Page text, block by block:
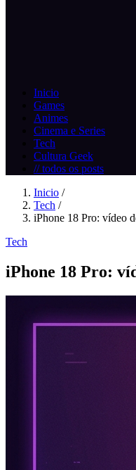
Inicio
Games
Animes
Cinema e Series
Tech
Cultura Geek
// todos os posts
Inicio /
Tech /
iPhone 18 Pro: vídeo
Tech
iPhone 18 Pro: